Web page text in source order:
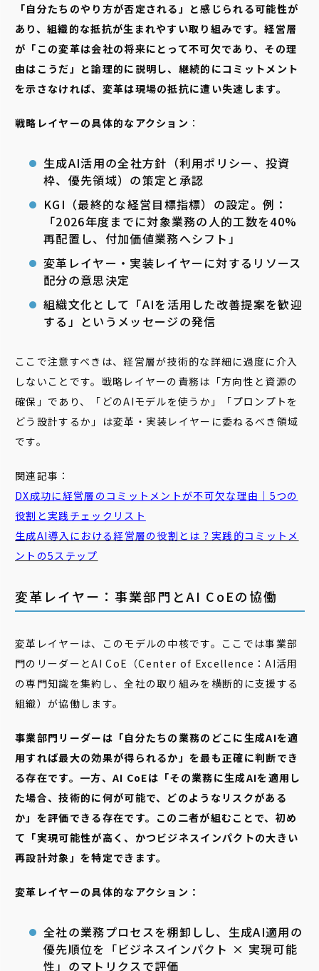
「自分たちのやり方が否定される」と感じられる可能性が
あり、組織的な抵抗が生まれやすい取り組みです。経営層
が「この変革は会社の将来にとって不可欠であり、その理
由はこうだ」と論理的に説明し、継続的にコミットメント
を示さなければ、変革は現場の抵抗に遭い失速します。
戦略レイヤーの具体的なアクション ：
生成AI活用の全社方針（利用ポリシー、投資
枠、優先領域）の策定と承認
KGI（最終的な経営目標指標）の設定。例：
「2026年度までに対象業務の人的工数を40%
再配置し、付加価値業務へシフト」
変革レイヤー・実装レイヤーに対するリソース
配分の意思決定
組織文化として「AIを活用した改善提案を歓迎
する」というメッセージの発信
ここで注意すべきは、経営層が技術的な詳細に過度に介入
しないことです。戦略レイヤーの責務は「方向性と資源の
確保」であり、「どのAIモデルを使うか」「プロンプトを
どう設計するか」は変革・実装レイヤーに委ねるべき領域
です。
関連記事：
DX成功に経営層のコミットメントが不可欠な理由｜5つの
役割と実践チェックリスト
生成AI導入における経営層の役割とは？実践的コミットメ
ントの5ステップ
変革レイヤー：事業部門とAI CoEの協働
変革レイヤーは、このモデルの中核です。ここでは事業部
門のリーダーとAI CoE（Center of Excellence：AI活用
の専門知識を集約し、全社の取り組みを横断的に支援する
組織）が協働します。
事業部門リーダーは「自分たちの業務のどこに生成AIを適
用すれば最大の効果が得られるか」を最も正確に判断でき
る存在です。一方、AI CoEは「その業務に生成AIを適用し
た場合、技術的に何が可能で、どのようなリスクがある
か」を評価できる存在です。この二者が組むことで、初め
て「実現可能性が高く、かつビジネスインパクトの大きい
再設計対象」を特定できます。
変革レイヤーの具体的なアクション：
全社の業務プロセスを棚卸しし、生成AI適用の
優先順位を「ビジネスインパクト × 実現可能
性」のマトリクスで評価